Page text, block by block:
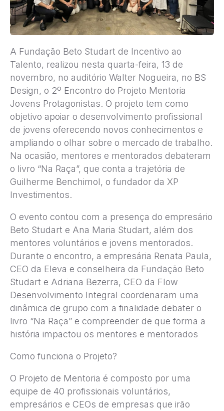
A Fundação Beto Studart de Incentivo ao
Talento, realizou nesta quarta-feira, 13 de
novembro, no auditório Walter Nogueira, no BS
Design, o 2º Encontro do Projeto Mentoria
Jovens Protagonistas. O projeto tem como
objetivo apoiar o desenvolvimento profissional
de jovens oferecendo novos conhecimentos e
ampliando o olhar sobre o mercado de trabalho.
Na ocasião, mentores e mentorados debateram
o livro “Na Raça”, que conta a trajetória de
Guilherme Benchimol, o fundador da XP
Investimentos.
O evento contou com a presença do empresário
Beto Studart e Ana Maria Studart, além dos
mentores voluntários e jovens mentorados.
Durante o encontro, a empresária Renata Paula,
CEO da Eleva e conselheira da Fundação Beto
Studart e Adriana Bezerra, CEO da Flow
Desenvolvimento Integral coordenaram uma
dinâmica de grupo com a finalidade debater o
livro “Na Raça” e compreender de que forma a
história impactou os mentores e mentorados
Como funciona o Projeto?
O Projeto de Mentoria é composto por uma
equipe de 40 profissionais voluntários,
empresários e CEOs de empresas que irão